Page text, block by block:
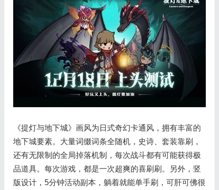
《提灯与地下城》画风为日式奇幻卡通风，拥有丰富的
地下城要素。大量词缀词条全随机，史诗、套装靠刷，
还有无限制的全局掉落机制，每次战斗都有可能获得极
品道具。每次游戏，都是一次超爽的喜刷刷。另外，竖
版设计，5分钟活动副本，躺着就能单手刷，可肝可佛很